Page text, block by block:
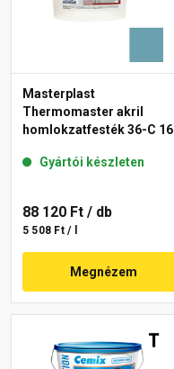
Masterplast
Thermomaster akril
homlokzatfesték 36-C 16 l
Gyártói készleten
88 120 Ft / db
5 508 Ft / l
Megnézem